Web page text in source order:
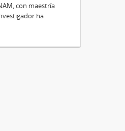
con maestría
ha